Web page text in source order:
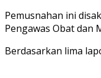
Pemusnahan ini
Pengawas Obat dan
Berdasarkan lima